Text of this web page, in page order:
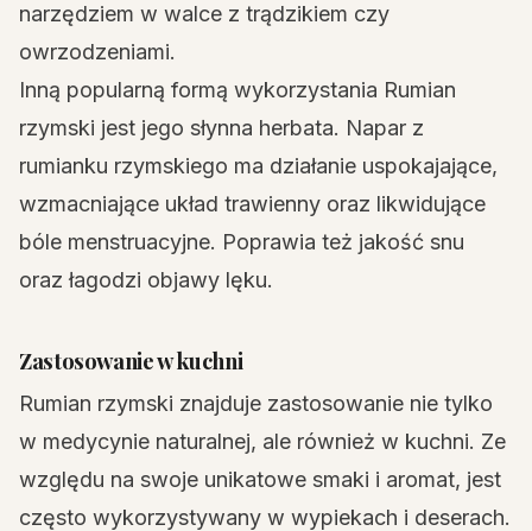
narzędziem w walce z trądzikiem czy
owrzodzeniami.
Inną popularną formą wykorzystania Rumian
rzymski jest jego słynna herbata. Napar z
rumianku rzymskiego ma działanie uspokajające,
wzmacniające układ trawienny oraz likwidujące
bóle menstruacyjne. Poprawia też jakość snu
oraz łagodzi objawy lęku.
Zastosowanie w kuchni
Rumian rzymski znajduje zastosowanie nie tylko
w medycynie naturalnej, ale również w kuchni. Ze
względu na swoje unikatowe smaki i aromat, jest
często wykorzystywany w wypiekach i deserach.